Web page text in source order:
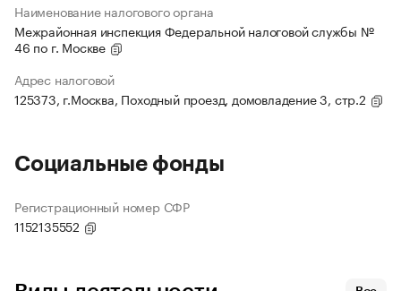
Наименование налогового органа
Межрайонная инспекция Федеральной налоговой службы №
46 по г. Москве
Адрес налоговой
125373, г.Москва, Походный проезд, домовладение 3, стр.2
Социальные фонды
Регистрационный номер СФР
1152135552